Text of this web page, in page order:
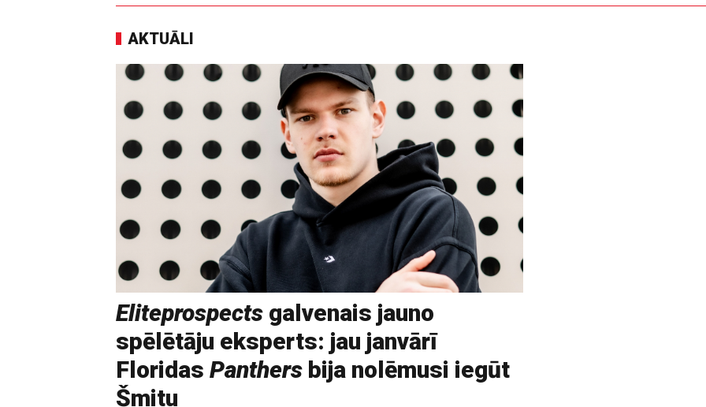
AKTUĀLI
Eliteprospects galvenais jauno
spēlētāju eksperts: jau janvārī
Floridas Panthers bija nolēmusi iegūt
Šmitu